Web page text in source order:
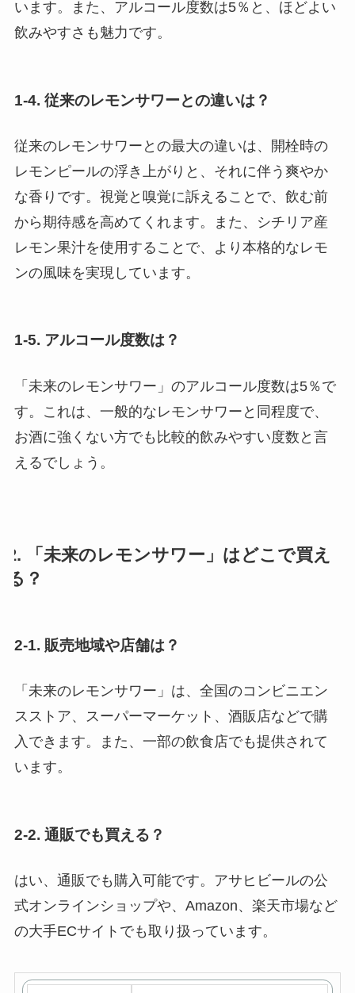
います。また、アルコール度数は5％と、ほどよい
飲みやすさも魅力です。
1-4. 従来のレモンサワーとの違いは？
従来のレモンサワーとの最大の違いは、開栓時の
レモンピールの浮き上がりと、それに伴う爽やか
な香りです。視覚と嗅覚に訴えることで、飲む前
から期待感を高めてくれます。また、シチリア産
レモン果汁を使用することで、より本格的なレモ
ンの風味を実現しています。
1-5. アルコール度数は？
「未来のレモンサワー」のアルコール度数は5％で
す。これは、一般的なレモンサワーと同程度で、
お酒に強くない方でも比較的飲みやすい度数と言
えるでしょう。
2. 「未来のレモンサワー」はどこで買え
る？
2-1. 販売地域や店舗は？
「未来のレモンサワー」は、全国のコンビニエン
スストア、スーパーマーケット、酒販店などで購
入できます。また、一部の飲食店でも提供されて
います。
2-2. 通販でも買える？
はい、通販でも購入可能です。アサヒビールの公
式オンラインショップや、Amazon、楽天市場など
の大手ECサイトでも取り扱っています。